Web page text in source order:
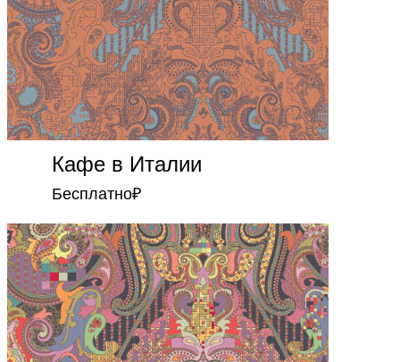
Кафе в Италии
Бесплатно₽